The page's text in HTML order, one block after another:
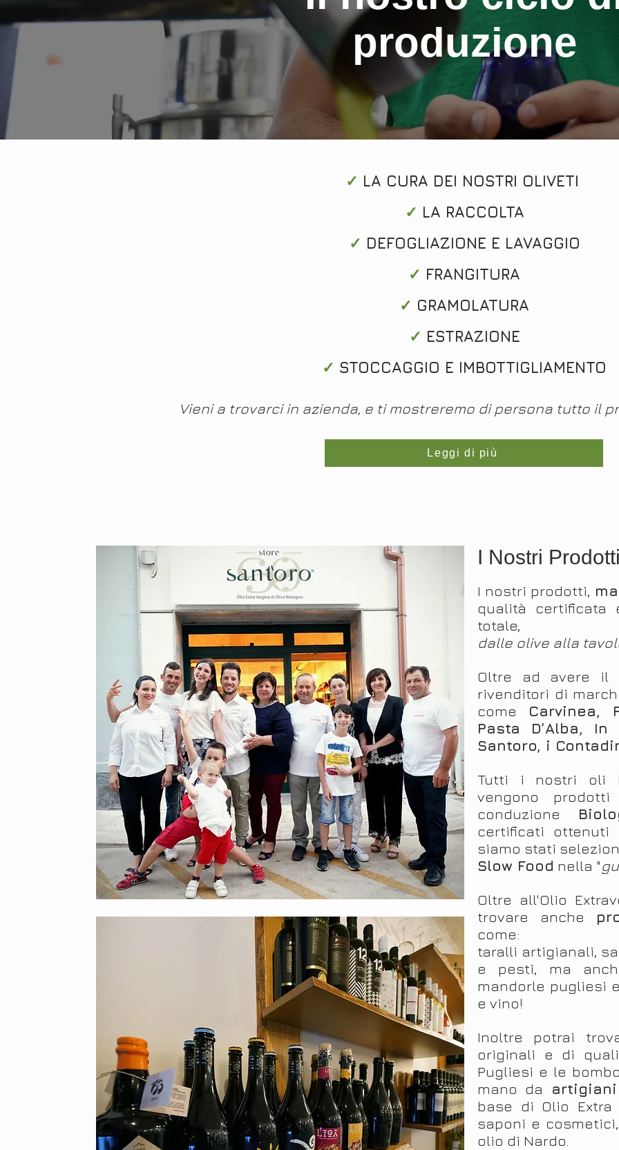
produzione
✓ LA CURA DEI NOSTRI OLIVETI
✓ LA RACCOLTA
✓ DEFOGLIAZIONE E LAVAGGIO
✓ FRANGITURA
✓ GRAMOLATURA
✓ ESTRAZIONE
✓ STOCCAGGIO E IMBOTTIGLIAMENTO
Vieni a trovarci in azienda, e ti mostreremo di persona tutto il
Leggi di più
I Nostri
I nostri prodotti,
qualità certificata
totale,
dalle olive alla
Oltre ad avere il
rivenditori di
come Carvinea,
Pasta D’Alba,
Santoro, i
Tutti i nostri oli
vengono
conduzione
certificati ottenuti
siamo stati
Slow Food nella "
Oltre all'Olio
trovare anche
come:
taralli artigianali,
e pesti, ma
mandorle pugliesi
e vino!
Inoltre potrai
originali e di
Pugliesi e le
mano da
base di Olio Extra
saponi e
olio di Nardo.